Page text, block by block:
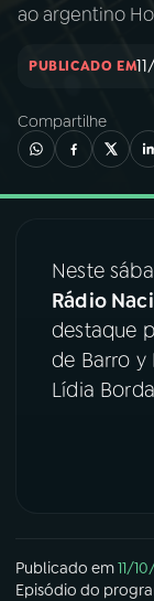
INÍCIO
02A RÁDIO
03
04
08
ao argentino
PUBLICADO EM
Compartilhe
Neste
Rádio
destaque
de Barro y
Lídia
Publicado em11/
Episódio do